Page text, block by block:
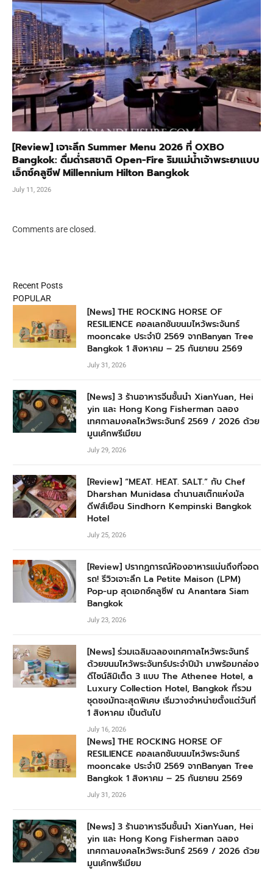
[Review] เจาะลึก Summer Menu 2026 ที่ OXBO
Bangkok: ดื่มด่ำรสชาติ Open-Fire ริมแม่น้ำเจ้าพระยาแบบ
เอ็กซ์คลูซีฟ Millennium Hilton Bangkok
July 11, 2026
Comments are closed.
Recent Posts
POPULAR
[News] THE ROCKING HORSE OF
RESILIENCE คอลเลกชันขนมไหว้พระจันทร์
mooncake ประจำปี 2569 จากBanyan Tree
Bangkok 1 สิงหาคม – 25 กันยายน 2569
July 31, 2026
[News] 3 ร้านอาหารจีนชั้นนำ XianYuan, Hei
yin และ Hong Kong Fisherman ฉลอง
เทศกาลมงคลไหว้พระจันทร์ 2569 / 2026 ด้วย
มูนเค้กพรีเมียม
July 29, 2026
[Review] “MEAT. HEAT. SALT.” กับ Chef
Dharshan Munidasa ตำนานสเต๊กแห่งมัล
ดีฟส์เยือน Sindhorn Kempinski Bangkok
Hotel
July 25, 2026
[Review] ปรากฏการณ์ห้องอาหารแน่นถึงที่จอด
รถ! รีวิวเจาะลึก La Petite Maison (LPM)
Pop-up สุดเอกซ์คลูซีฟ ณ Anantara Siam
Bangkok
July 23, 2026
[News] ร่วมเฉลิมฉลองเทศกาลไหว้พระจันทร์
ด้วยขนมไหว้พระจันทร์ประจำปีม้า มาพร้อมกล่อง
ดีไซน์ลิมิเต็ด 3 แบบ The Athenee Hotel, a
Luxury Collection Hotel, Bangkok ที่รวม
ชุดชงมัทฉะสุดพิเศษ เริ่มวางจำหน่ายตั้งแต่วันที่
1 สิงหาคม เป็นต้นไป
July 16, 2026
[News] THE ROCKING HORSE OF
RESILIENCE คอลเลกชันขนมไหว้พระจันทร์
mooncake ประจำปี 2569 จากBanyan Tree
Bangkok 1 สิงหาคม – 25 กันยายน 2569
July 31, 2026
[News] 3 ร้านอาหารจีนชั้นนำ XianYuan, Hei
yin และ Hong Kong Fisherman ฉลอง
เทศกาลมงคลไหว้พระจันทร์ 2569 / 2026 ด้วย
มูนเค้กพรีเมียม